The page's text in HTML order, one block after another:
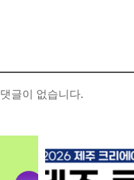
댓글이 없습니다.